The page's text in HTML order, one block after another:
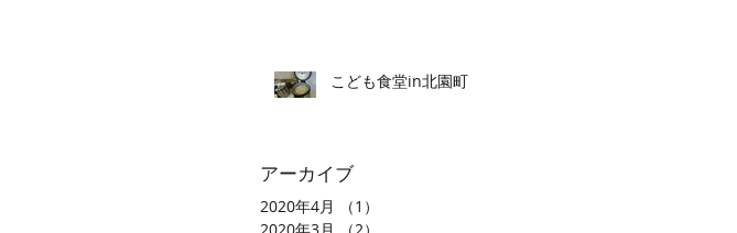
こども食堂in北園町
アーカイブ
2020年4月 （1）